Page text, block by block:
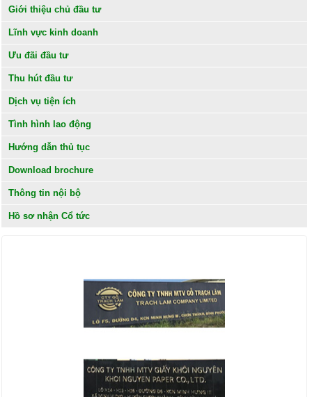
Giới thiệu chủ đầu tư
Lĩnh vực kinh doanh
Ưu đãi đầu tư
Thu hút đầu tư
Dịch vụ tiện ích
Tình hình lao động
Hướng dẫn thủ tục
Download brochure
Thông tin nội bộ
Hồ sơ nhận Cổ tức